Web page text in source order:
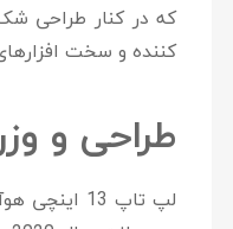
که در کنار طراحی
کننده و سخت
طراحی و
لپ تاپ 13 اینچی هوآوی مدل MateBook 13